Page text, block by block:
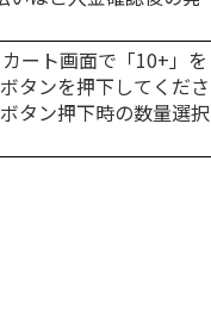
ート画面で「10+」を
タンを押下してくださ
タン押下時の数量選択